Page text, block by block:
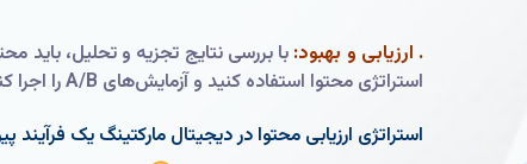
. ارزیابی و بهبود: با بررسی نتایج تجزیه و تحلیل، باید
استراتژی محتوا استفاده کنید و آزمایش‌های A/B را اجرا کنید تا عملکرد محتواهایتان را بهبود ببخشید.
استراتژی ارزیابی محتوا در دیجیتال مارکتینگ یک